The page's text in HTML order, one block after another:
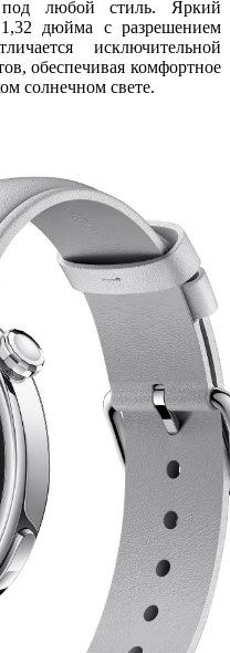
под любой стиль. Яркий
дюйма с разрешением
исключительной
обеспечивая комфортное
солнечном свете.